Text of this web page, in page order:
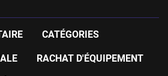
CATÉGORIES
RACHAT D'ÉQUIPEMENT